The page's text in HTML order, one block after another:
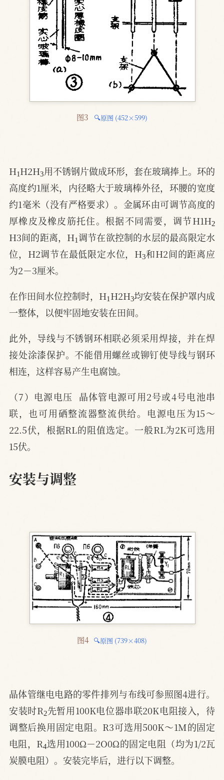
图3 🔍原图 (452×599)
H H2H 3
用不锈钢片做成环形，套在玻璃捧上。环的
高度约1厘米，内径略大于玻璃棒外径，环腰的宽度
约1毫米（没有严格要求）。金属环由可调节高度的
厚橡皮及橡皮筋托住。根据不同需要，调节H1H2
H3间的距离，H1调节在欲控制的水层的最高限定水
位，H2调节在最低限定水位，H3和H2间的距离应
为2－3厘米。
在作田间水位控制时，H H2H 3
均安装在保护罩内成
一整体，以便牢固地安装在田间。
此外，导线与不锈钢环相联必须采用焊接，并在焊
接处涂漆保护。不能借用螺丝或铆钉使导线与钢环
相连，这样容易产生电腐蚀。
（7）电源电压  晶体管电源可用2号或4号电池串
联，也可用硒整流器整流供给。电源电压为15～
22.5伏，根据RL的阻值选定。一般RL为2K可选用
15伏。
安装与调整
图4 🔍原图 (739×408)
晶体管继电电路的零件排列与布线可参照图4进行。
安装时R2先暂用100K电位器串联20K电阻接入，待
调整后换用固定电阻。R3可选用500K～1M的固定
电阻，R4选用100Ω－2O0Ω的固定电阻（均为1/2瓦
炭膜电阻）。安装完毕后，进行以下调整。